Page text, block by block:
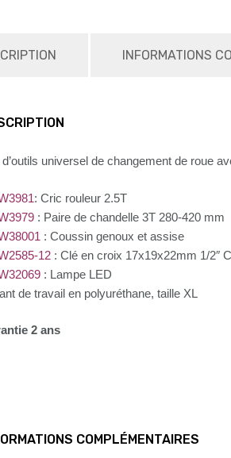
INFORMATIONS
universel de changement de roue
: Cric rouleur 2.5T
: Paire de chandelle 3T 280-420 mm
: Coussin genoux et assise
12 : Clé en croix 17x19x22mm 1/2″
: Lampe LED
de travail en polyuréthane, taille XL
2 ans
COMPLÉMENTAIRES